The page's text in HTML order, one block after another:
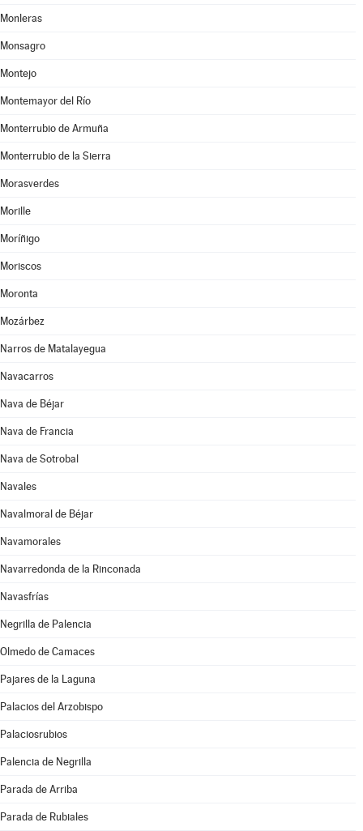
Monleras
Monsagro
Montejo
Montemayor del Río
Monterrubio de Armuña
Monterrubio de la Sierra
Morasverdes
Morille
Moríñigo
Moriscos
Moronta
Mozárbez
Narros de Matalayegua
Navacarros
Nava de Béjar
Nava de Francia
Nava de Sotrobal
Navales
Navalmoral de Béjar
Navamorales
Navarredonda de la Rinconada
Navasfrías
Negrilla de Palencia
Olmedo de Camaces
Pajares de la Laguna
Palacios del Arzobispo
Palaciosrubios
Palencia de Negrilla
Parada de Arriba
Parada de Rubiales